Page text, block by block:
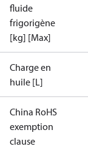
fluide
frigorigène
[kg] [Max]
Charge en
huile [L]
China RoHS
exemption
clause